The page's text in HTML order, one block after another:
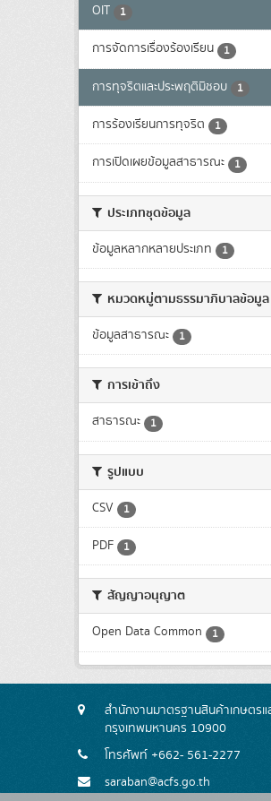
OIT 1
การจัดการเรื่องร้องเรียน 1
การทุจริตและประพฤติมิชอบ 1
การร้องเรียนการทุจริต 1
การเปิดเผยข้อมูลสาธารณะ 1
ประเภทชุดข้อมูล
ข้อมูลหลากหลายประเภท 1
หมวดหมู่ตามธรรมาภิบาลข้อมูล
ข้อมูลสาธารณะ 1
การเข้าถึง
สาธารณะ 1
รูปแบบ
CSV 1
PDF 1
สัญญาอนุญาต
Open Data Common 1
สำนักงานมาตรฐานสินค้าเกษตร
กรุงเทพมหานคร 10900
โทรศัพท์ +662- 561-2277
saraban@acfs.go.th